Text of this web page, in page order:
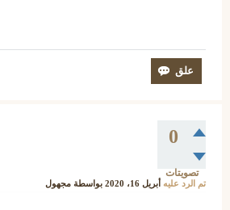
0
تصويتات
تم الرد عليه أبريل 16، 2020 بواسطة مجهول